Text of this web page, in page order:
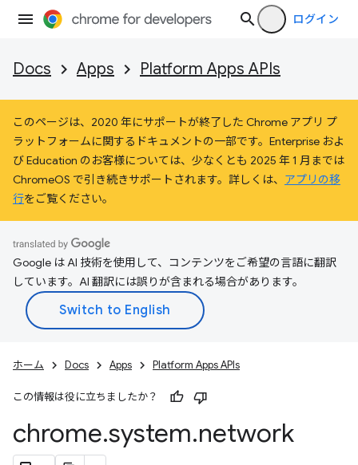
ログイン
Docs Apps Platform Apps APIs
このページは、2020 年にサポートが終了した Chrome アプリ プ
ラットフォームに関するドキュメントの一部です。Enterprise およ
び Education のお客様については、少なくとも 2025 年 1 月までは
ChromeOS で引き続きサポートされます。詳しくは、 アプリの移
行をご覧ください。
Google は AI 技術を使用して、コンテンツをご希望の言語に翻訳
しています。AI 翻訳には誤りが含まれる場合があります。
ホーム Docs Apps Platform Apps APIs
この情報は役に立ちましたか？
chrome.system.network